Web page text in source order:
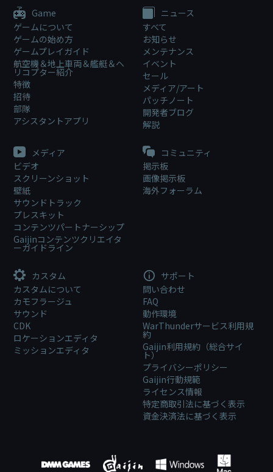
Game
ゲームについて
ゲームの始め方
ゲームプレイガイド
航空機＆地上車両＆艦艇＆ヘ
リコプター紹介
特徴
招待
部隊
アシスタントアプリ
ニュース
すべて
お知らせ
メンテナンス
イベント
セール
メディア/アート
パッチノート
開発者ブログ
解説
メディア
ビデオ
スクリーンショット
壁紙
サウンドトラック
プレスキット
コンテンツパートナーシップ
Gaijinコンテンツクリエイタ
ーガイドライン
コミュニティ
掲示板
画像掲示板
海外フォーラム
カスタム
カスタムについて
カモフラージュ
サウンド
CDK
ロケーションエディタ
ミッションエディタ
サポート
問い合わせ
FAQ
動作環境
WarThunderサービス利用規
約
Gaijin利用規約（総合サイ
ト）
プライバシーポリシー
Gaijin行動規範
ライセンス情報
特定商取引法に基づく表示
資金決済法に基づく表示